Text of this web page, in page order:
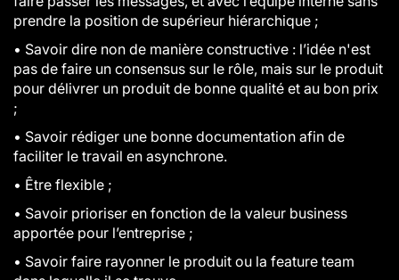
prendre la position de supérieur hiérarchique ;
• Savoir dire non de manière constructive : l’idée n'est
pas de faire un consensus sur le rôle, mais sur le produit
pour délivrer un produit de bonne qualité et au bon prix
;
• Savoir rédiger une bonne documentation afin de
faciliter le travail en asynchrone.
• Être flexible ;
• Savoir prioriser en fonction de la valeur business
apportée pour l’entreprise ;
• Savoir faire rayonner le produit ou la feature team